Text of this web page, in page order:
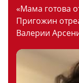
«Мама готова
Пригожин
Валерии